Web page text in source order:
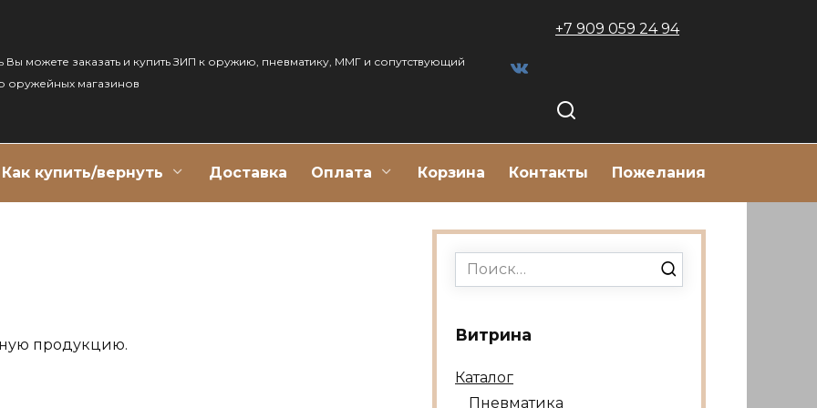
Вы можете заказать и купить ЗИП к оружию, пневматику, ММГ и сопутствующий
оружейных магазинов
+7 909 059 24 94
Как купить/вернуть Доставка Оплата Корзина Контакты Пожелания
продукцию.
Search
for:
Витрина
Каталог
Пневматика